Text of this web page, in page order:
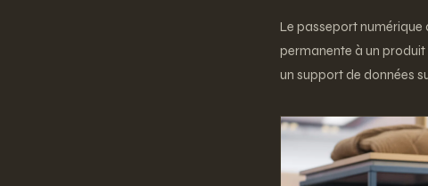
Le passeport numérique
permanente à un
un support de données